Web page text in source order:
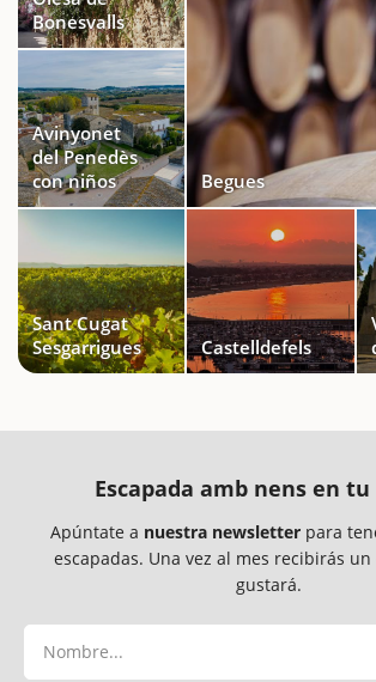
Bonesvalls
Avinyonet
del Penedès
con niños
Begues
Sant Cugat
Sesgarrigues
Castelldefels
Escapada amb nens en
Apúntate a nuestra newsletterpara
escapadas. Una vez al mes recibirás
gustará.